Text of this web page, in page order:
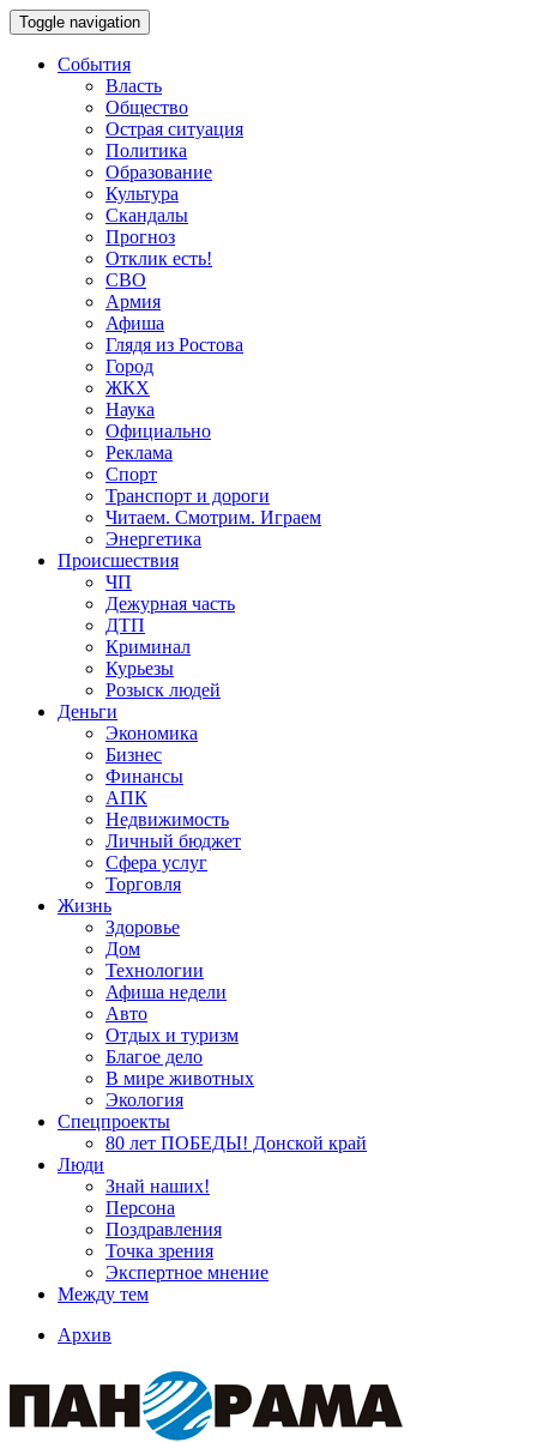
Toggle navigation
События
Власть
Общество
Острая ситуация
Политика
Образование
Культура
Скандалы
Прогноз
Отклик есть!
СВО
Армия
Афиша
Глядя из Ростова
Город
ЖКХ
Наука
Официально
Реклама
Спорт
Транспорт и дороги
Читаем. Смотрим. Играем
Энергетика
Происшествия
ЧП
Дежурная часть
ДТП
Криминал
Курьезы
Розыск людей
Деньги
Экономика
Бизнес
Финансы
АПК
Недвижимость
Личный бюджет
Сфера услуг
Торговля
Жизнь
Здоровье
Дом
Технологии
Афиша недели
Авто
Отдых и туризм
Благое дело
В мире животных
Экология
Спецпроекты
80 лет ПОБЕДЫ! Донской край
Люди
Знай наших!
Персона
Поздравления
Точка зрения
Экспертное мнение
Между тем
Архив